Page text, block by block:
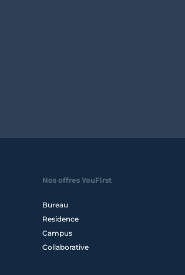
Nos offres YouFirst
Bureau
Residence
Campus
Collaborative